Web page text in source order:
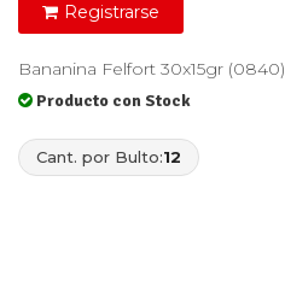
Registrarse
Bananina Felfort 30x15gr (0840)
Producto con Stock
Cant. por Bulto:12